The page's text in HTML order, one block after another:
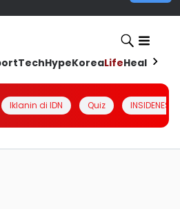
TechHypeKoreaLifeHealth
Iklanin di IDN Quiz INSIDENESIA